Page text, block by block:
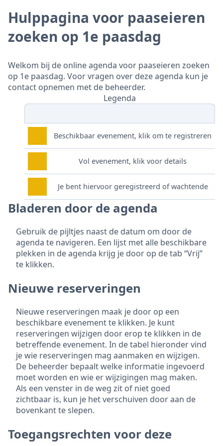
Hulppagina voor paaseieren
zoeken op 1e paasdag
Welkom bij de online agenda voor paaseieren zoeken
op 1e paasdag. Voor vragen over deze agenda kun je
contact opnemen met de beheerder.
Legenda
Beschikbaar evenement, klik om te registreren
Vol evenement, klik voor details
Je bent hiervoor geregistreerd of wachtende
Bladeren door de agenda
Gebruik de pijltjes naast de datum om door de
agenda te navigeren. Een lijst met alle beschikbare
plekken in de agenda krijg je door op de tab “Vrij”
te klikken.
Nieuwe reserveringen
Nieuwe reserveringen maak je door op een
beschikbare evenement te klikken. Je kunt
reserveringen wijzigen door erop te klikken in de
betreffende evenement. In de tabel hieronder vind
je wie reserveringen mag aanmaken en wijzigen.
De beheerder bepaalt welke informatie ingevoerd
moet worden en wie er wijzigingen mag maken.
Als een venster in de weg zit of niet goed
zichtbaar is, kun je het verschuiven door aan de
bovenkant te slepen.
Toegangsrechten voor deze